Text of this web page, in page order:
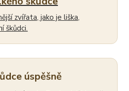
zvířata, jako je liška,
škůdci.
úspěšně